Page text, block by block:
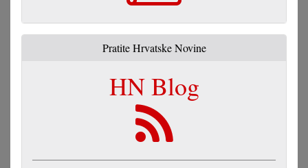
Pratite Hrvatske Novine
HN Blog